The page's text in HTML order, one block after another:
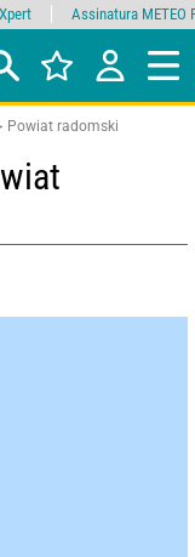
Powiat radomski
Assinatura METEO